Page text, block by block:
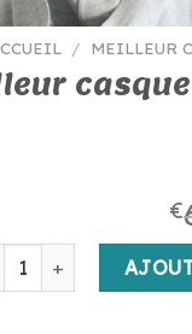
/ MEILLEUR
€
de meilleur